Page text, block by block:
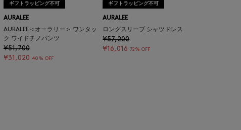
ギフトラッピング不可
AURALEE
AURALEE＜オーラリー＞ ワンタッ
ク ワイドチノパンツ
¥51,700
¥31,020 40% OFF
ギフトラッピング不可
AURALEE
ロングスリーブ シャツドレス
¥57,200
¥16,016 72% OFF